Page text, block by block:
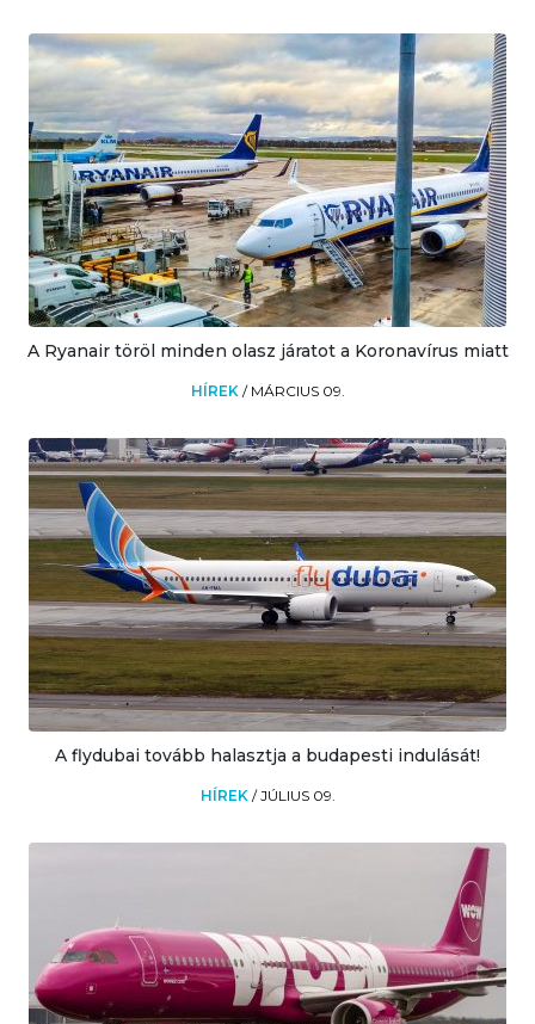
A Ryanair töröl minden olasz járatot a Koronavírus miatt
HÍREK / MÁRCIUS 09.
A flydubai tovább halasztja a budapesti indulását!
HÍREK /JÚLIUS 09.